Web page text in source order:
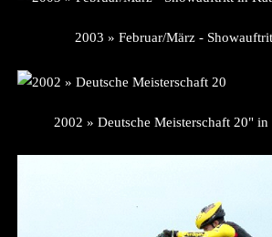
2003 » Februar/März -
2002 » Deutsche Meisterschaft 20" in